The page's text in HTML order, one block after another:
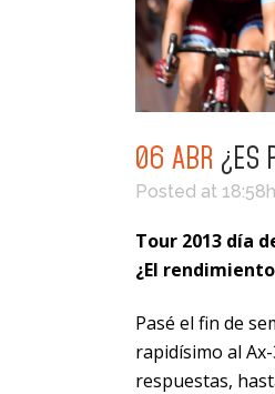
06 ABR ¿ES
Posted at 18:58h
Tour 2013 día
¿El
Pasé el fin de
rapidísimo al
respuestas,